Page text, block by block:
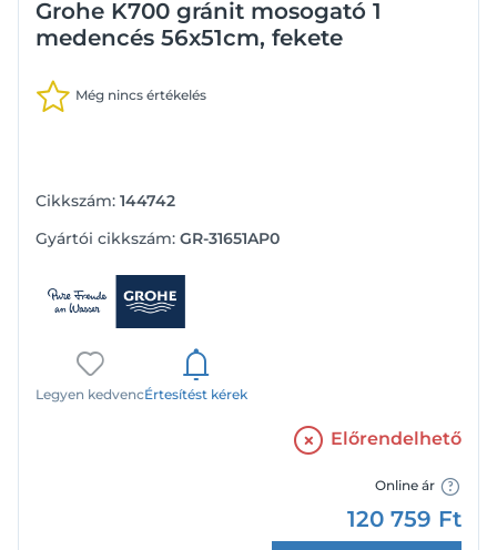
Grohe K700 gránit mosogató 1
medencés 56x51cm, fekete
Még nincs értékelés
Cikkszám: 144742
Gyártói cikkszám: GR-31651AP0
Legyen kedvencÉrtesítést kérek
Előrendelhető
Online ár
120 759 Ft